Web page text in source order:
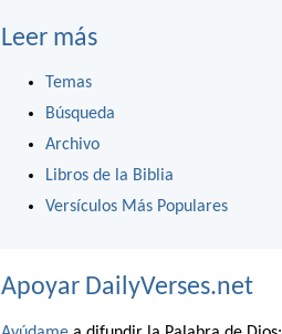
Leer más
Temas
Búsqueda
Archivo
Libros de la Biblia
Versículos Más Populares
Apoyar DailyVerses.net